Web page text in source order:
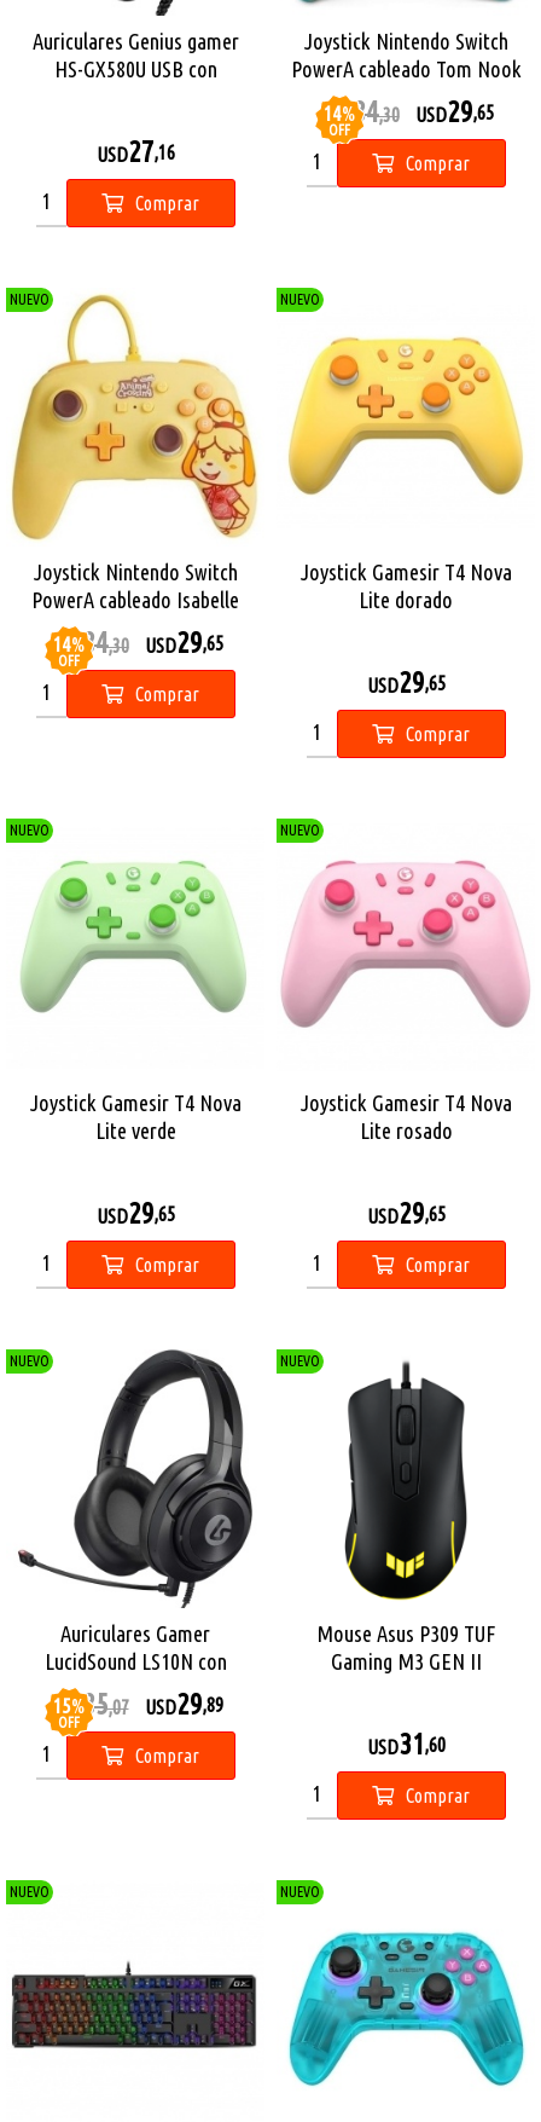
Auriculares Genius gamer
HS-GX580U USB con
USD27,16
Comprar
Joystick Nintendo Switch
PowerA cableado Tom Nook
14%
OFF
USD34,30 USD29,65
Comprar
NUEVO
Joystick Nintendo Switch
PowerA cableado Isabelle
14%
OFF
USD34,30 USD29,65
Comprar
NUEVO
Joystick Gamesir T4 Nova
Lite dorado
USD29,65
Comprar
NUEVO
Joystick Gamesir T4 Nova
Lite verde
USD29,65
Comprar
NUEVO
Joystick Gamesir T4 Nova
Lite rosado
USD29,65
Comprar
NUEVO
Auriculares Gamer
LucidSound LS10N con
Microfono
15%
OFF
USD35,07 USD29,89
Comprar
NUEVO
Mouse Asus P309 TUF
Gaming M3 GEN II
USD31 ,60
Comprar
NUEVO NUEVO